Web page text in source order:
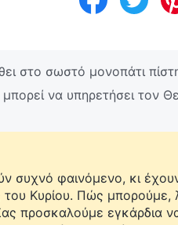
στο σωστό μονοπάτι
να υπηρετήσει τον
συχνό φαινόμενο, κι
του Κυρίου. Πώς μπορούμε,
προσκαλούμε εγκάρδια